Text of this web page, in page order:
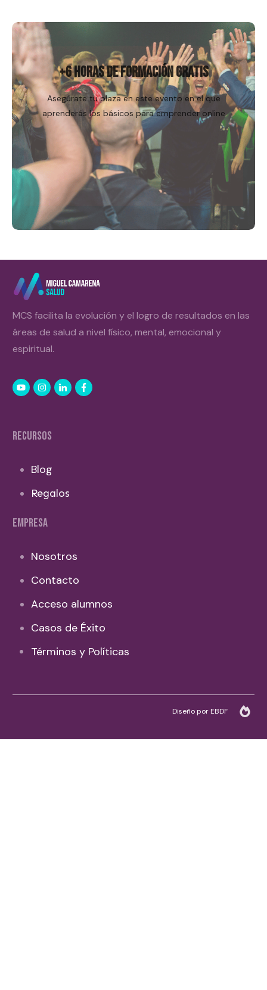
+6 HORAS DE FORMACIÓN GRATIS
Asegúrate tu plaza en este evento en el que
aprenderás los básicos para emprender online
Regístrame
MCS facilita la evolución y el logro de resultados en las
áreas de salud a nivel físico, mental, emocional y
espiritual.
RECURSOS
Blog
Regalos
EMPRESA
Nosotros
Contacto
Acceso alumnos
Casos de Éxito
Términos y Políticas
Diseño por EBDF